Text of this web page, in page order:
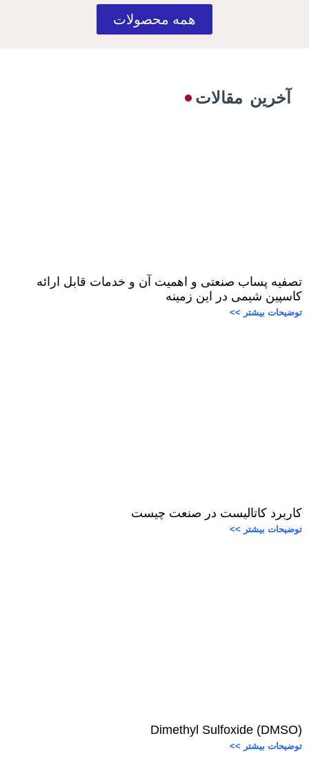
همه محصولات
آخرین مقالات
تصفیه پساب صنعتی و اهمیت آن و خدمات قابل ارائه
کاسپین شیمی در این زمینه
توضیحات بیشتر >>
کاربرد کاتالیست در صنعت چیست
توضیحات بیشتر >>
(Dimethyl Sulfoxide (DMSO
توضیحات بیشتر >>